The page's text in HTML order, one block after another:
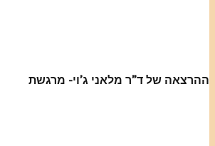
ההרצאה של ד”ר מלאני ג’וי- מרגשת